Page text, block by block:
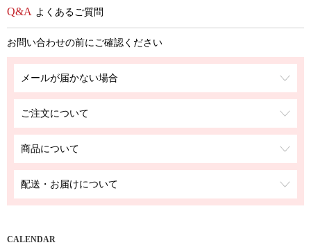
よくあるご質問
お問い合わせの前にご確認ください
メールが届かない場合
ご注文について
商品について
配送・お届けについて